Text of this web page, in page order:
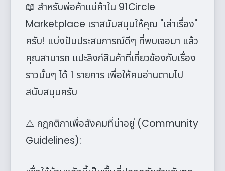
📖 สำหรับพ่อค้าแม่ค้าใน 91Circle
Marketplace เราสนับสนุนให้คุณ "เล่าเรื่อง"
ครับ! แบ่งปันประสบการณ์ดีๆ ที่พบเจอมา แล้ว
คุณสามารถ แปะลิงก์สินค้าที่เกี่ยวข้องกับเรื่อง
ราวนั้นๆ ได้ 1 รายการ เพื่อให้คนอ่านตามไป
สนับสนุนครับ
⚠️ กฎกติกาเพื่อสังคมที่น่าอยู่ (Community
Guidelines):